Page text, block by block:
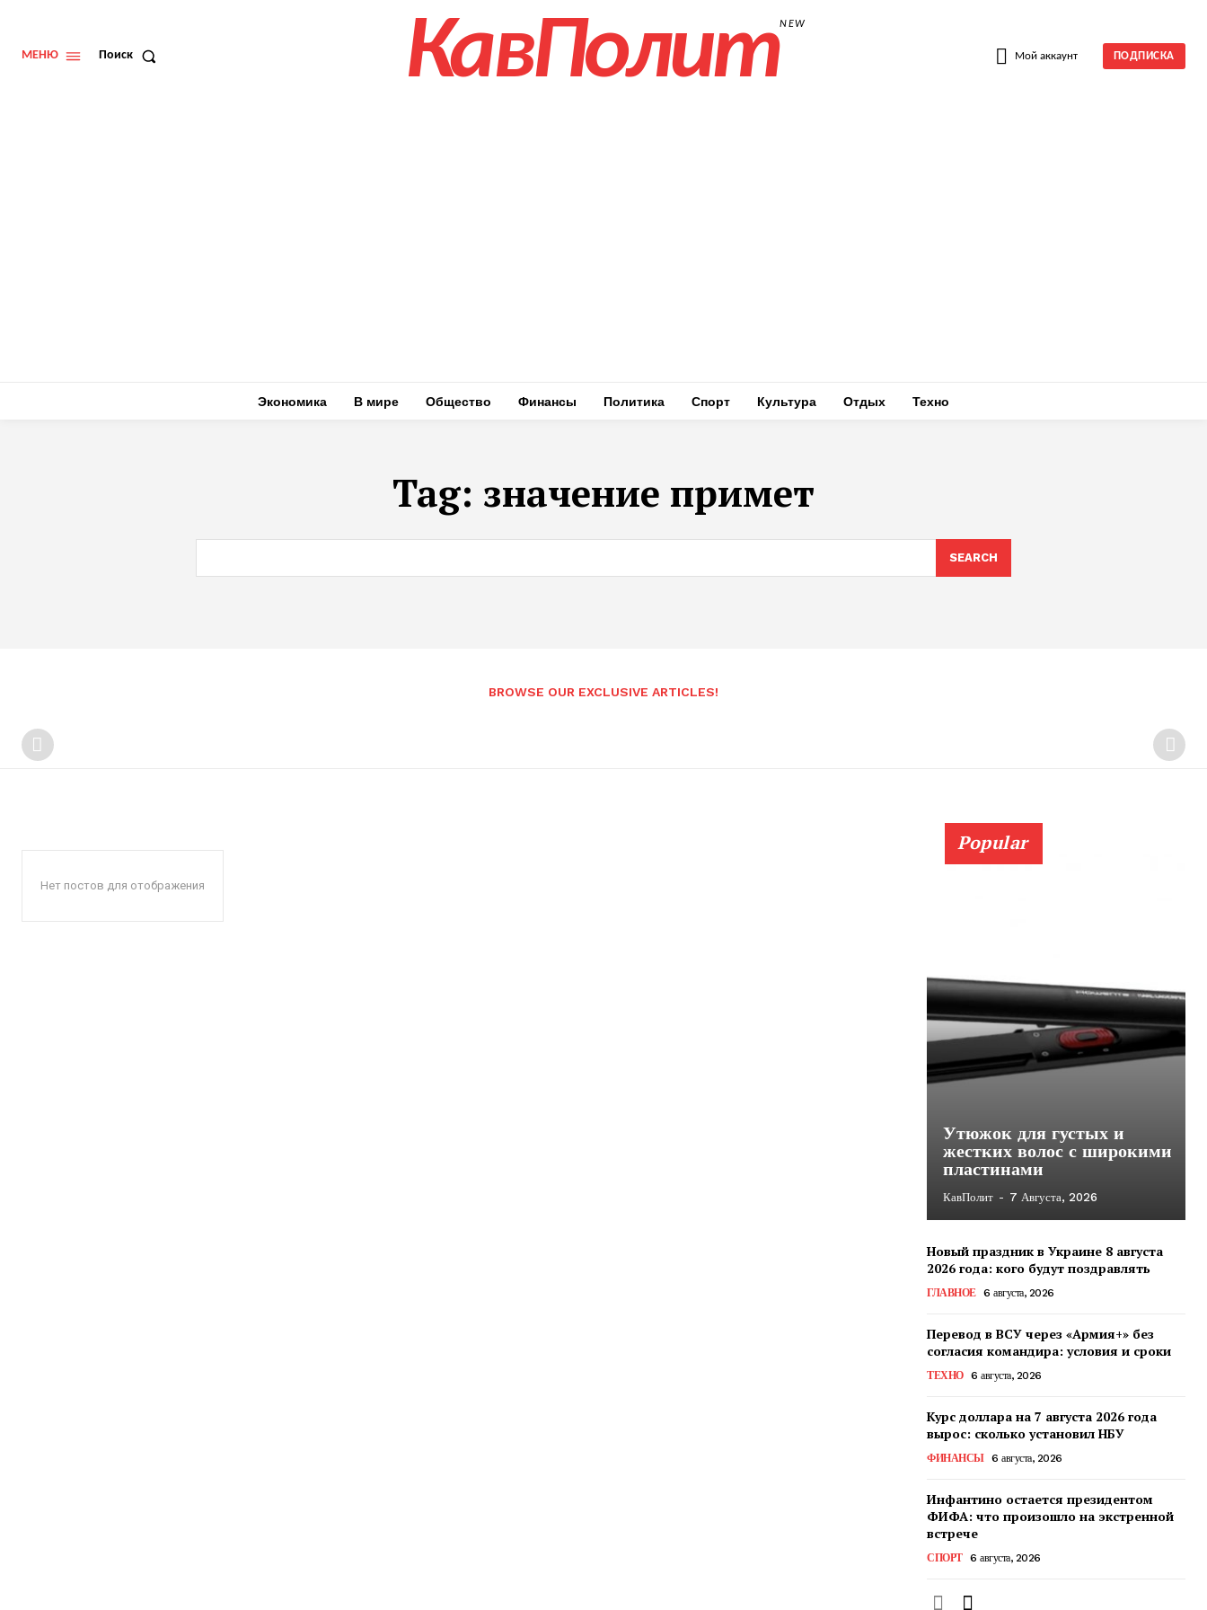
МЕНЮ Поиск КавПолитNEW
Мой аккаунт ПОДПИСКА
Экономика В мире Общество Финансы Политика Спорт Культура Отдых Техно
Tag: значение примет
SEARCH
BROWSE OUR EXCLUSIVE ARTICLES!
Нет постов для отображения
Popular
Утюжок для густых и
жестких волос с широкими
пластинами
КавПолит - 7 Августа, 2026
Новый праздник в Украине 8 августа
2026 года: кого будут поздравлять
ГЛАВНОЕ 6 августа, 2026
Перевод в ВСУ через «Армия+» без
согласия командира: условия и сроки
ТЕХНО 6 августа, 2026
Курс доллара на 7 августа 2026 года
вырос: сколько установил НБУ
ФИНАНСЫ 6 августа, 2026
Инфантино остается президентом
ФИФА: что произошло на экстренной
встрече
СПОРТ 6 августа, 2026